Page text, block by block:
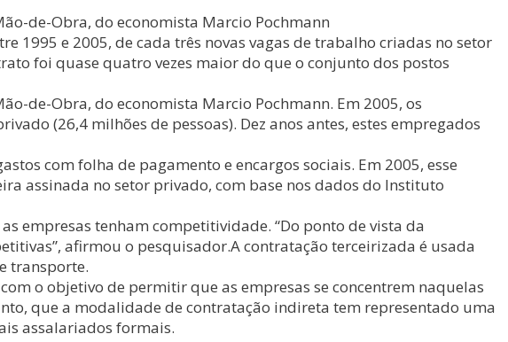
de-Obra, do economista Marcio Pochmann
1995 e 2005, de cada três novas vagas de trabalho criadas no setor
foi quase quatro vezes maior do que o conjunto dos postos
de-Obra, do economista Marcio Pochmann. Em 2005, os
(26,4 milhões de pessoas). Dez anos antes, estes empregados
com folha de pagamento e encargos sociais. Em 2005, esse
assinada no setor privado, com base nos dados do Instituto
empresas tenham competitividade. “Do ponto de vista da
afirmou o pesquisador.A contratação terceirizada é usada
transporte.
o objetivo de permitir que as empresas se concentrem naquelas
que a modalidade de contratação indireta tem representado uma
assalariados formais.